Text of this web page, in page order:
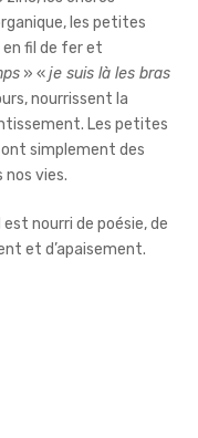
les petites
en fil de fer et
» «je suis là les bras
nourrissent la
Les petites
simplement des
vies.
nourri de poésie, de
et d’apaisement.